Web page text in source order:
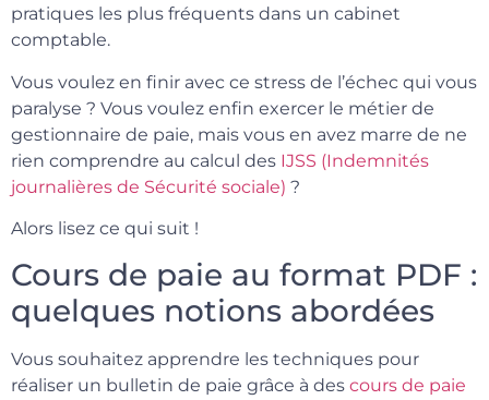
pratiques les plus fréquents dans un cabinet
comptable.
Vous voulez en finir avec ce stress de l’échec qui vous
paralyse ? Vous voulez enfin exercer le métier de
gestionnaire de paie, mais vous en avez marre de ne
rien comprendre au calcul des IJSS (Indemnités
journalières de Sécurité sociale) ?
Alors lisez ce qui suit !
Cours de paie au format PDF :
quelques notions abordées
Vous souhaitez apprendre les techniques pour
réaliser un bulletin de paie grâce à des cours de paie